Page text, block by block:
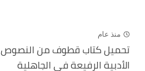
منذ عام
تحميل كتاب قطوف من النصوص
الأدبية الرفيعة فى الجاهلية